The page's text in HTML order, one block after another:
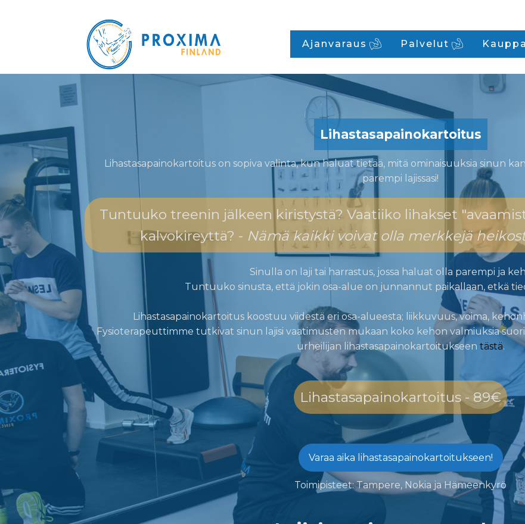
Ajanvaraus Palvelut Kauppa
Lihastasapainokartoitus
Lihastasapainokartoitus on sopiva valinta, kun haluat tietää, mitä ominaisuuksia sinun
parempi lajissasi!
Tuntuuko treenin jälkeen kiristystä? Vaatiiko lihakset
kalvokireyttä? - Nämä kaikki voivat olla merkkejä
Sinulla on laji tai harrastus, jossa haluat olla parempi ja
Tuntuuko sinusta, että jokin osa-alue on junnannut paikallaan, etkä
Lihastasapainokartoitus koostuu viidestä eri osa-alueesta; liikkuvuus, voima,
Fysioterapeuttimme tutkivat sinun lajisi vaatimusten mukaan koko kehon valmiuksia
urheilijan lihastasapainokartoitukseen tästä.
Lihastasapainokartoitus - 89€
Varaa aika lihastasapainokartoitukseen!
Toimipisteet: Tampere, Nokia ja Hämeenkyrö